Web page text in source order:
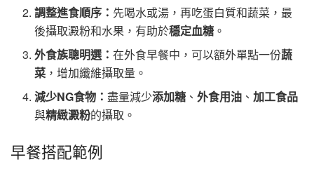
調整進食順序： 先喝水或湯，再吃蛋白質和蔬菜，最
後攝取澱粉和水果，有助於穩定血糖 。
外食族聰明選：在外食早餐中，可以額外單點一份蔬
菜 ，增加纖維攝取量。
減少NG食物：盡量減少添加糖 、外食用油 、加工食品
與精緻澱粉的攝取。
早餐搭配範例